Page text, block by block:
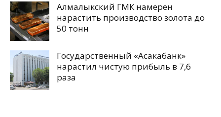
Алмалыкский ГМК намерен
нарастить производство золота до
50 тонн
Государственный «Асакабанк»
нарастил чистую прибыль в 7,6
раза